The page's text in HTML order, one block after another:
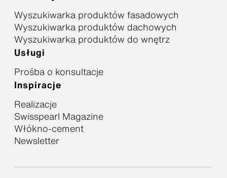
Wyszukiwarka produktów fasadowych
Wyszukiwarka produktów dachowych
Wyszukiwarka produktów do wnętrz
Usługi
Prośba o konsultacje
Inspiracje
Realizacje
Swisspearl Magazine
Włókno-cement
Newsletter